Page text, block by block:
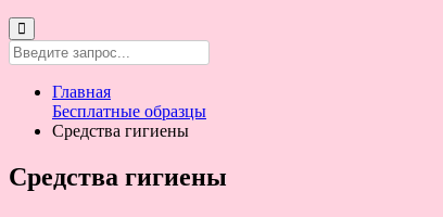
Главная
Бесплатные образцы
Средства гигиены
Средства гигиены